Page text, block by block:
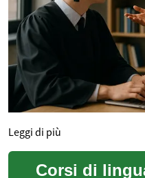
Leggi di più